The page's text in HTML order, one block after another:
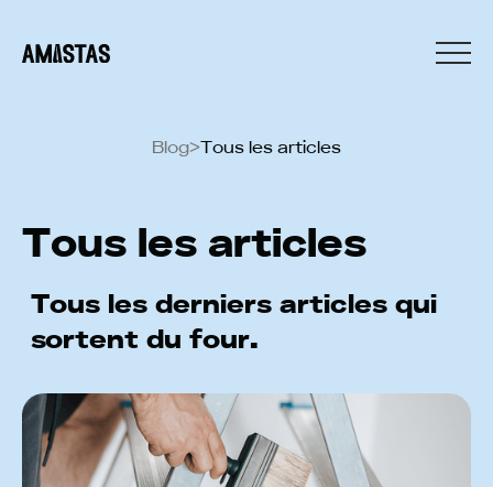
Blog>Tous les articles
Tous les articles
Tous les derniers articles qui
sortent du four.